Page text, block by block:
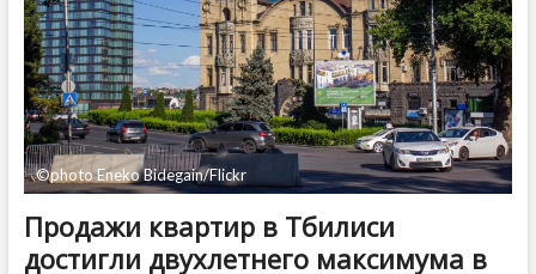
©photo Eneko Bidegain/Flickr
Продажи квартир в Тбилиси
достигли двухлетнего максимума в